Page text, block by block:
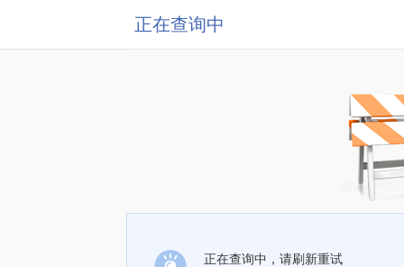
正在查询中
正在查询中，请刷新重试